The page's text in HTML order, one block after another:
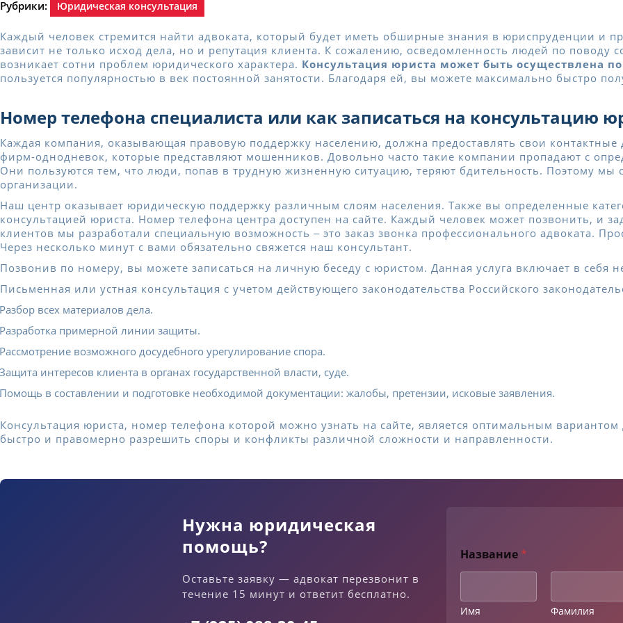
Рубрики: Юридическая консультация
Каждый человек стремится найти адвоката, который будет иметь обширные знания в юриспруденции и
зависит не только исход дела, но и репутация клиента. К сожалению, осведомленность людей по поводу
возникает сотни проблем юридического характера. Консультация юриста может быть осуществлена
пользуется популярностью в век постоянной занятости. Благодаря ей, вы можете максимально быстро
Номер телефона специалиста или как записаться на консультацию
Каждая компания, оказывающая правовую поддержку населению, должна предоставлять свои
фирм-однодневок, которые представляют мошенников. Довольно часто такие компании пропадают с
Они пользуются тем, что люди, попав в трудную жизненную ситуацию, теряют бдительность. Поэтому мы
организации.
Наш центр оказывает юридическую поддержку различным слоям населения. Также вы определенные
консультацией юриста. Номер телефона центра доступен на сайте. Каждый человек может позвонить, и
клиентов мы разработали специальную возможность ‒ это заказ звонка профессионального адвоката.
Через несколько минут с вами обязательно свяжется наш консультант.
Позвонив по номеру, вы можете записаться на личную беседу с юристом. Данная услуга включает в себя
Письменная или устная консультация с учетом действующего законодательства Российского
Разбор всех материалов дела.
Разработка примерной линии защиты.
Рассмотрение возможного досудебного урегулирование спора.
Защита интересов клиента в органах государственной власти, суде.
Помощь в составлении и подготовке необходимой документации: жалобы, претензии, исковые заявления.
Консультация юриста, номер телефона которой можно узнать на сайте, является оптимальным
быстро и правомерно разрешить споры и конфликты различной сложности и направленности.
Нужна юридическая
помощь?
Оставьте заявку — адвокат перезвонит в
течение 15 минут и ответит бесплатно.
Название *
Имя Фамилия